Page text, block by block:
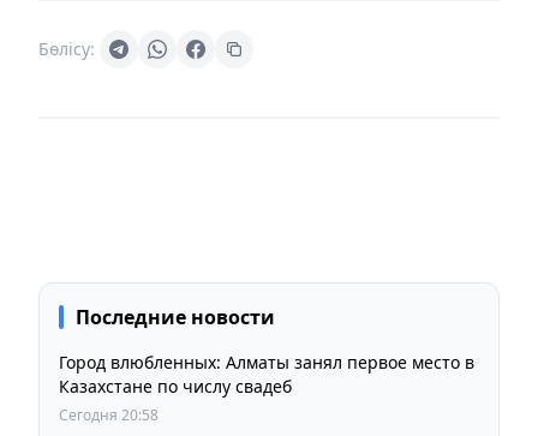
Бөлісу:
Последние новости
Город влюбленных: Алматы занял первое место в
Казахстане по числу свадеб
Сегодня 20:58